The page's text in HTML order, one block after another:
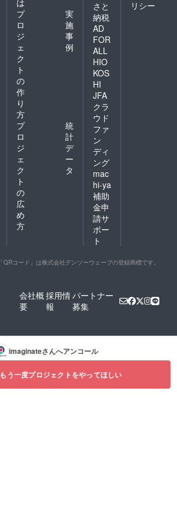
プ
ロ
ジ
ェ
ク
ト
の
作
り
方
実
施
事
例
プ
ロ
ジ
ェ
ク
ト
の
広
め
方
統
計
デ
ー
タ
さと
納税
AD
FOR
ALL
HIO
KOS
HI
JFA
クラ
ウド
ファ
ン
ディ
ング
mac
hi-ya
補助
金申
請サ
ポー
ト
リシー
「QRコード」は株式会社デンソーウェーブの登録商標です。
会社概
要
採用情
報
パートナー
募集
imaginateさんへアンコール
もう一度プロジェクトをやってほしい